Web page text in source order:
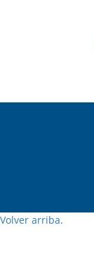
Volver arriba.